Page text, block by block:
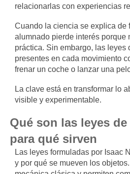
relacionarlas con experiencias
Cuando la ciencia se explica de
alumnado pierde interés porque
práctica. Sin embargo, las leyes
presentes en cada movimiento
frenar un coche o lanzar una
La clave está en transformar lo
visible y experimentable.
Qué son las leyes
para qué sirven
Las leyes formuladas por Isaac
y por qué se mueven los